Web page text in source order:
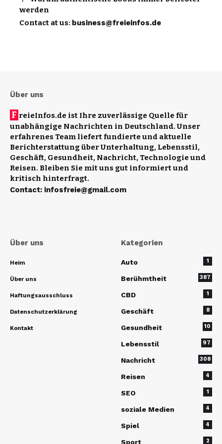
werden
Contact at us: business@freieinfos.de
Über uns
F reieInfos.de ist Ihre zuverlässige Quelle für
unabhängige Nachrichten in Deutschland. Unser
erfahrenes Team liefert fundierte und aktuelle
Berichterstattung über Unterhaltung, Lebensstil,
Geschäft, Gesundheit, Nachricht, Technologie und
Reisen. Bleiben Sie mit uns gut informiert und
kritisch hinterfragt.
Contact: infosfreie@gmail.com
Über uns
Heim
Über uns
Haftungsausschluss
Datenschutzerklärung
Kontakt
Kategorien
Auto 1
Berühmtheit 387
CBD 1
Geschäft 8
Gesundheit 10
Lebensstil 97
Nachricht 308
Reisen 4
SEO 1
soziale Medien 4
Spiel 4
Sport 2